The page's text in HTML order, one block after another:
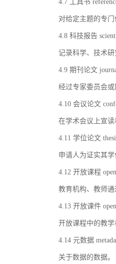
4.7 工具书
对给定主题的专
4.8 科技报告
记录科学、技术
4.9 期刊论文
经过专家委员会
4.10 会议论文
在学术会议上宣
4.11 学位论文
申请人为证实其
4.12 开放课程
教育机构、教师
4.13 开放课件
开放课程中的教
4.14 元数据
关于数据的数据。